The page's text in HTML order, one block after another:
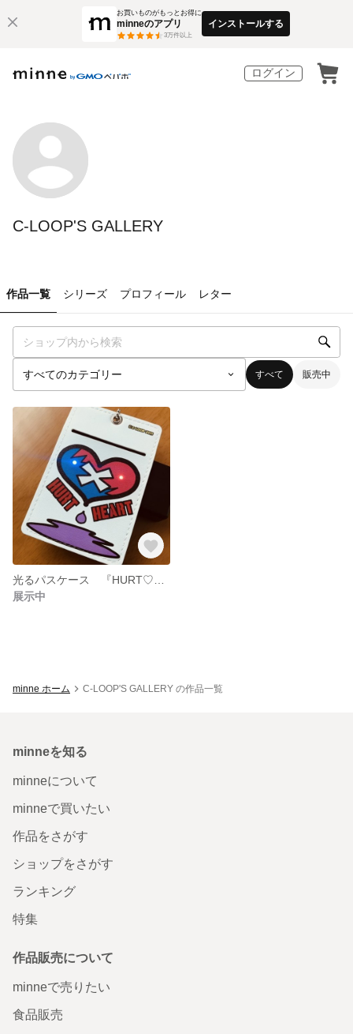
お買いものがもっとお得に
minneのアプリ
3万件以上
インストールする
ログイン
C-LOOP'S GALLERY
作品一覧 シリーズ プロフィール レター
すべて 販売中
展示中
minne ホーム C-LOOP'S GALLERY の作品一覧
minneを知る
minneについて
minneで買いたい
作品をさがす
ショップをさがす
ランキング
特集
作品販売について
minneで売りたい
食品販売